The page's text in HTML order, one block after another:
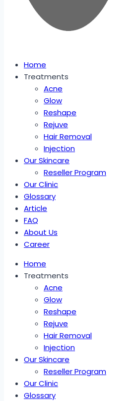
Home
Treatments
Acne
Glow
Reshape
Rejuve
Hair Removal
Injection
Our Skincare
Reseller Program
Our Clinic
Glossary
Article
FAQ
About Us
Career
Home
Treatments
Acne
Glow
Reshape
Rejuve
Hair Removal
Injection
Our Skincare
Reseller Program
Our Clinic
Glossary